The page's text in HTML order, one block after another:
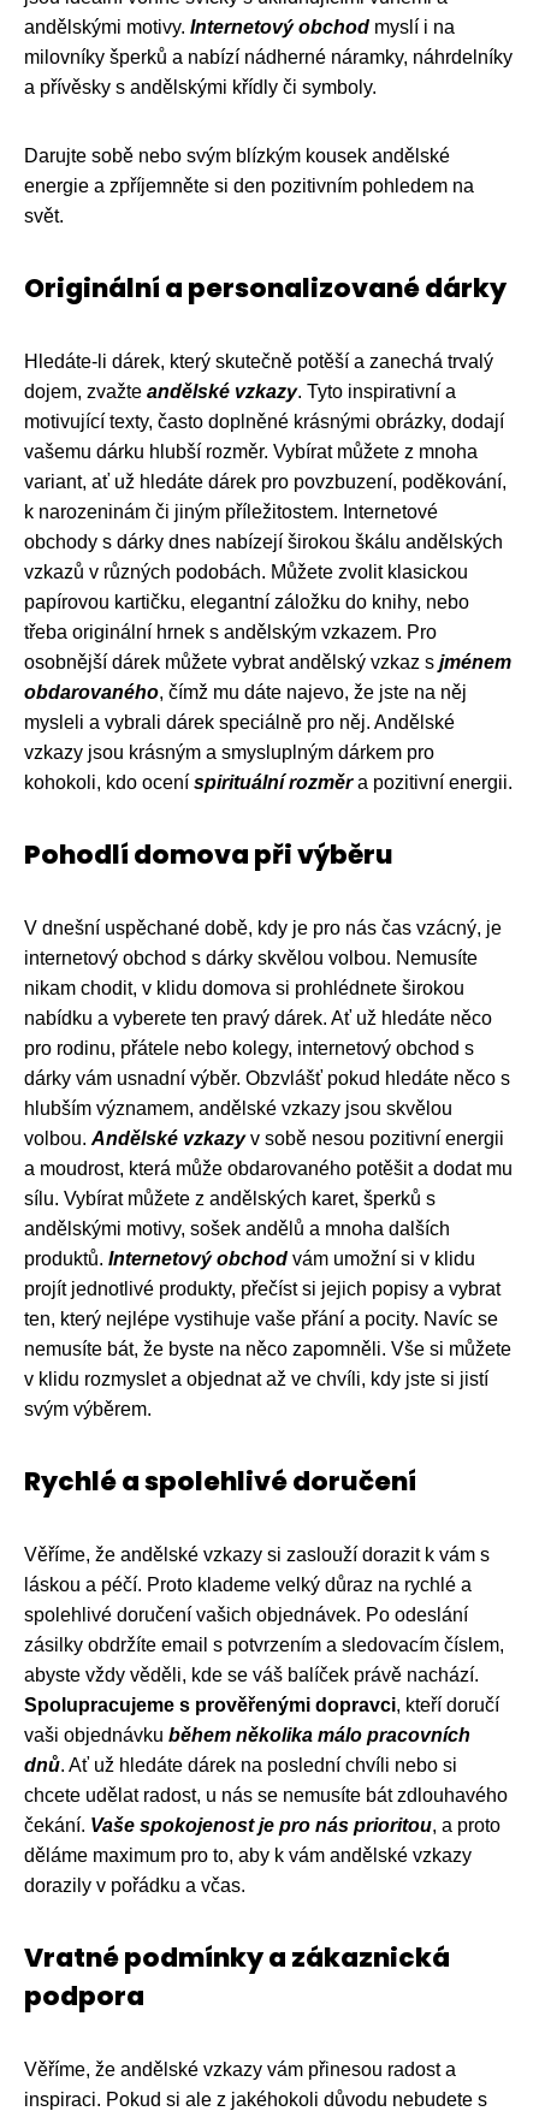
andělskými motivy. Internetový obchod myslí i na
milovníky šperků a nabízí nádherné náramky, náhrdelníky
a přívěsky s andělskými křídly či symboly.
Darujte sobě nebo svým blízkým kousek andělské
energie a zpříjemněte si den pozitivním pohledem na
svět.
Originální a personalizované dárky
Hledáte-li dárek, který skutečně potěší a zanechá trvalý
dojem, zvažte andělské vzkazy. Tyto inspirativní a
motivující texty, často doplněné krásnými obrázky, dodají
vašemu dárku hlubší rozměr. Vybírat můžete z mnoha
variant, ať už hledáte dárek pro povzbuzení, poděkování,
k narozeninám či jiným příležitostem. Internetové
obchody s dárky dnes nabízejí širokou škálu andělských
vzkazů v různých podobách. Můžete zvolit klasickou
papírovou kartičku, elegantní záložku do knihy, nebo
třeba originální hrnek s andělským vzkazem. Pro
osobnější dárek můžete vybrat andělský vzkaz s jménem
obdarovaného, čímž mu dáte najevo, že jste na něj
mysleli a vybrali dárek speciálně pro něj. Andělské
vzkazy jsou krásným a smysluplným dárkem pro
kohokoli, kdo ocení spirituální rozměra pozitivní energii.
Pohodlí domova při výběru
V dnešní uspěchané době, kdy je pro nás čas vzácný, je
internetový obchod s dárky skvělou volbou. Nemusíte
nikam chodit, v klidu domova si prohlédnete širokou
nabídku a vyberete ten pravý dárek. Ať už hledáte něco
pro rodinu, přátele nebo kolegy, internetový obchod s
dárky vám usnadní výběr. Obzvlášť pokud hledáte něco s
hlubším významem, andělské vzkazy jsou skvělou
volbou. Andělské vzkazyv sobě nesou pozitivní energii
a moudrost, která může obdarovaného potěšit a dodat mu
sílu. Vybírat můžete z andělských karet, šperků s
andělskými motivy, sošek andělů a mnoha dalších
produktů. Internetový obchod vám umožní si v klidu
projít jednotlivé produkty, přečíst si jejich popisy a vybrat
ten, který nejlépe vystihuje vaše přání a pocity. Navíc se
nemusíte bát, že byste na něco zapomněli. Vše si můžete
v klidu rozmyslet a objednat až ve chvíli, kdy jste si jistí
svým výběrem.
Rychlé a spolehlivé doručení
Věříme, že andělské vzkazy si zaslouží dorazit k vám s
láskou a péčí. Proto klademe velký důraz na rychlé a
spolehlivé doručení vašich objednávek. Po odeslání
zásilky obdržíte email s potvrzením a sledovacím číslem,
abyste vždy věděli, kde se váš balíček právě nachází.
Spolupracujeme s prověřenými dopravci, kteří doručí
vaši objednávku během několika málo pracovních
dnů. Ať už hledáte dárek na poslední chvíli nebo si
chcete udělat radost, u nás se nemusíte bát zdlouhavého
čekání. Vaše spokojenost je pro nás prioritou, a proto
děláme maximum pro to, aby k vám andělské vzkazy
dorazily v pořádku a včas.
Vratné podmínky a zákaznická
podpora
Věříme, že andělské vzkazy vám přinesou radost a
inspiraci. Pokud si ale z jakéhokoli důvodu nebudete s